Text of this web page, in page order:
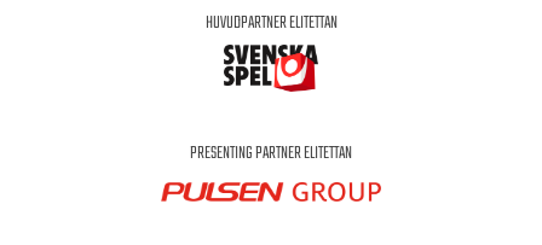
HUVUDPARTNER ELITETTAN
PRESENTING PARTNER ELITETTAN